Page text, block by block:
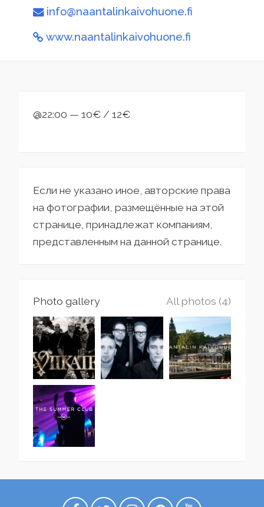
info@naantalinkaivohuone.fi
www.naantalinkaivohuone.fi
@22:00 — 10€ / 12€
Если не указано иное, авторские права
на фотографии, размещённые на этой
странице, принадлежат компаниям,
представленным на данной странице.
Photo gallery All photos (4)